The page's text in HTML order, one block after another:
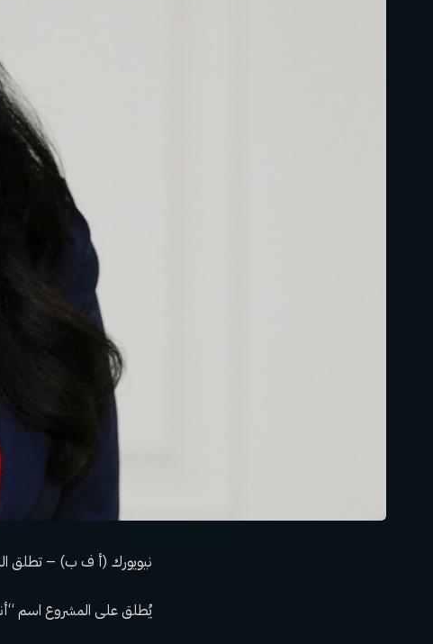
نيويورك (أ ف ب) – تطلق
يُطلق على المشروع اسم